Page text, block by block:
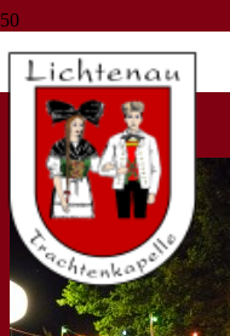
Musikverein
Musikverein Fautenbach